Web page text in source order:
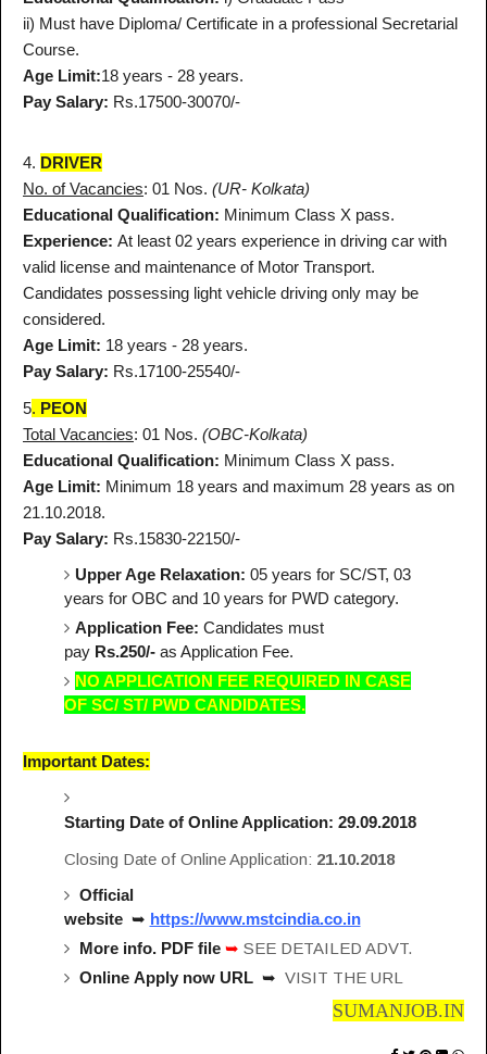
ii) Must have Diploma/ Certificate in a professional Secretarial
Course.
Age Limit:18 years - 28 years.
Pay Salary: Rs.17500-30070/-
4. DRIVER
No. of Vacancies: 01 Nos. (UR- Kolkata)
Educational Qualification: Minimum Class X pass.
Experience: At least 02 years experience in driving car with
valid license and maintenance of Motor Transport.
Candidates possessing light vehicle driving only may be
considered.
Age Limit: 18 years - 28 years.
Pay Salary: Rs.17100-25540/-
5. PEON
Total Vacancies: 01 Nos. (OBC-Kolkata)
Educational Qualification: Minimum Class X pass.
Age Limit: Minimum 18 years and maximum 28 years as on
21.10.2018.
Pay Salary: Rs.15830-22150/-
Upper Age Relaxation: 05 years for SC/ST, 03
years for OBC and 10 years for PWD category.
Application Fee: Candidates must
pay Rs.250/-as Application Fee.
NO APPLICATION FEE REQUIRED IN CASE
OF SC/ ST/ PWD CANDIDATES.
Important Dates:
Starting Date of Online Application: 29.09.2018
Closing Date of Online Application: 21.10.2018
Official
website ➥ https://www.mstcindia.co.in
More info. PDF file➥ SEE DETAILED ADVT.
Online Apply now URL ➥ VISIT THE URL
SUMANJOB.IN